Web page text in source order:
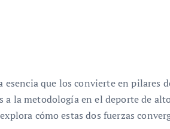
esencia que los convierte en pilares
la metodología en el deporte de
cómo estas dos fuerzas